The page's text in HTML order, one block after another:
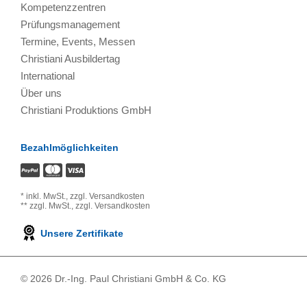
Kompetenzzentren
Prüfungsmanagement
Termine, Events, Messen
Christiani Ausbildertag
International
Über uns
Christiani Produktions GmbH
Bezahlmöglichkeiten
* inkl. MwSt., zzgl. Versandkosten
** zzgl. MwSt., zzgl. Versandkosten
Unsere Zertifikate
© 2026 Dr.-Ing. Paul Christiani GmbH & Co. KG